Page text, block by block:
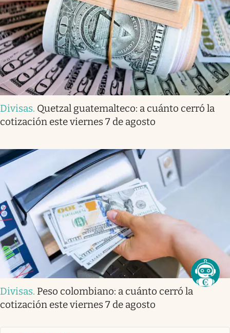
Divisas. Quetzal guatemalteco: a cuánto cerró la
cotización este viernes 7 de agosto
Divisas. Peso colombiano: a cuánto cerró la
cotización este viernes 7 de agosto